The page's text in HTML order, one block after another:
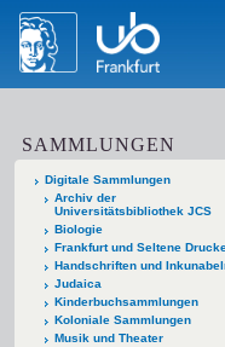
SAMMLUNGEN
Digitale Sammlungen
Archiv der
Universitätsbibliothek JCS
Biologie
Frankfurt und Seltene
Handschriften und
Judaica
Kinderbuchsammlungen
Koloniale Sammlungen
Musik und Theater